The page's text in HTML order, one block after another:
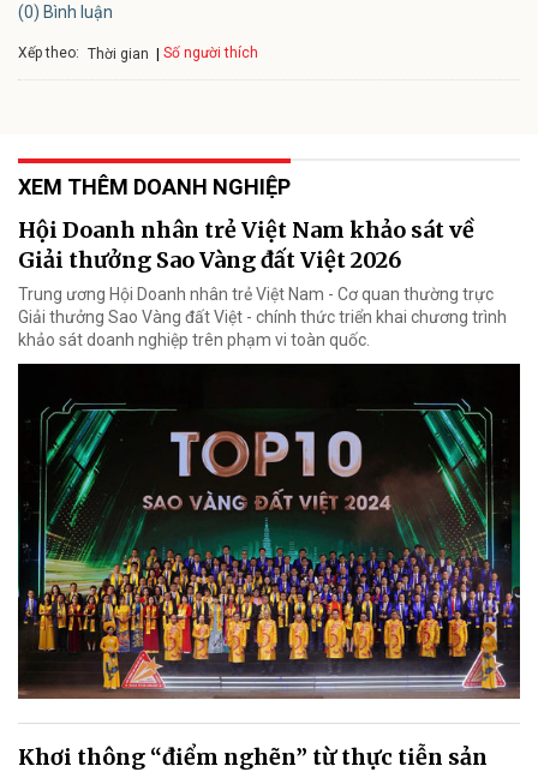
(0) Bình luận
Xếp theo: Thời gian Số người thích
XEM THÊM DOANH NGHIỆP
Hội Doanh nhân trẻ Việt Nam khảo sát về
Giải thưởng Sao Vàng đất Việt 2026
Trung ương Hội Doanh nhân trẻ Việt Nam - Cơ quan thường trực
Giải thưởng Sao Vàng đất Việt - chính thức triển khai chương trình
khảo sát doanh nghiệp trên phạm vi toàn quốc.
Khơi thông “điểm nghẽn” từ thực tiễn sản